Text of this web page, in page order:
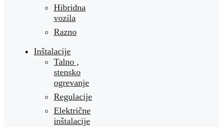
Hibridna
vozila
Razno
Inštalacije
Talno ,
stensko
ogrevanje
Regulacije
Električne
inštalacije